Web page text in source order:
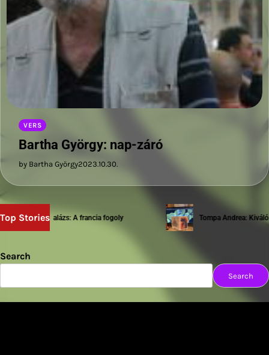
VERS
Bartha György: nap-záró
by Bartha György2023.10.30.
Top Stories
Sziwery Balázs: A francia fogoly Tompa Andrea: Kiváló
Search
Search